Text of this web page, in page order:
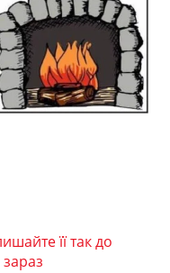
її так до